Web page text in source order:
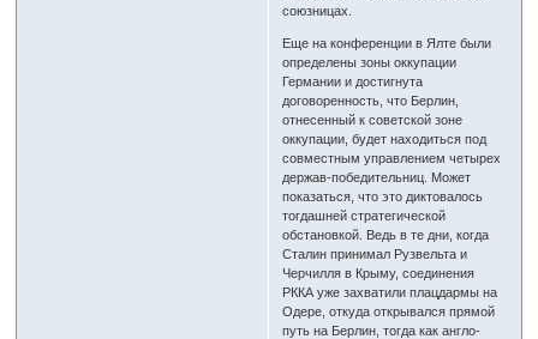
союзницах.
Еще на конференции в Ялте были
определены зоны оккупации
Германии и достигнута
договоренность, что Берлин,
отнесенный к советской зоне
оккупации, будет находиться под
совместным управлением четырех
держав-победительниц. Может
показаться, что это диктовалось
тогдашней стратегической
обстановкой. Ведь в те дни, когда
Сталин принимал Рузвельта и
Черчилля в Крыму, соединения
РККА уже захватили плацдармы на
Одере, откуда открывался прямой
путь на Берлин, тогда как англо-